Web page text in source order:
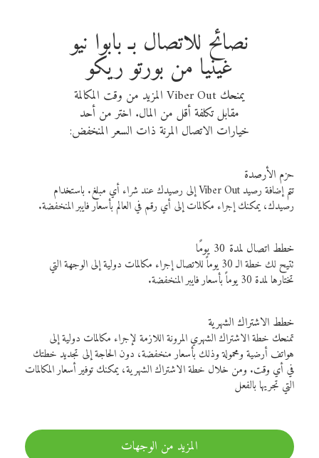
نصائح للاتصال بـ بابوا نيو
غينيا من بورتو ريكو
يمنحك Viber Out المزيد من وقت المكالمة
مقابل تكلفة أقل من المال. اختر من أحد
خيارات الاتصال المرنة ذات السعر المنخفض:
حزم الأرصدة
تتم إضافة رصيد Viber Out إلى رصيدك عند شراء أي مبلغ. باستخدام
رصيدك، يمكنك إجراء مكالمات إلى أي رقم في العالم بأسعار فايبر المنخفضة.
خطط اتصال لمدة 30 يومًا
تتيح لك خطة الـ 30 يوماً للاتصال إجراء مكالمات دولية إلى الوجهة التي
تختارها لمدة 30 يوماً بأسعار فايبر المنخفضة.
خطط الاشتراك الشهرية
تمنحك خطة الاشتراك الشهري المرونة اللازمة لإجراء مكالمات دولية إلى
هواتف أرضية ومحمولة وذلك بأسعار منخفضة، دون الحاجة إلى تجديد خطتك
في أي وقت. ومن خلال خطة الاشتراك الشهرية، يمكنك توفير أسعار المكالمات
التي تجريها بالفعل
المزيد من الوجهات